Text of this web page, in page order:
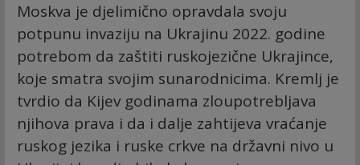
Moskva je djelimično opravdala svoju
potpunu invaziju na Ukrajinu 2022. godine
potrebom da zaštiti ruskojezične Ukrajince,
koje smatra svojim sunarodnicima. Kremlj je
tvrdio da Kijev godinama zloupotrebljava
njihova prava i da i dalje zahtijeva vraćanje
ruskog jezika i ruske crkve na državni nivo u